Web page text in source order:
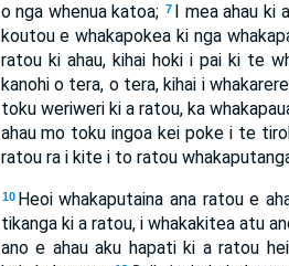
o nga whenua katoa; 7 I mea ahau ki
koutou e whakapokea ki nga
ratou ki ahau, kihai hoki i pai ki te
kanohi o tera, o tera, kihai i
toku weriweri ki a ratou, ka
ahau mo toku ingoa kei poke i te
ratou ra i kite i to ratou
10 Heoi whakaputaina ana ratou e
tikanga ki a ratou, i whakakitea atu
ano e ahau aku hapati ki a ratou